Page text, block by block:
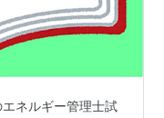
ネルギー管理士試